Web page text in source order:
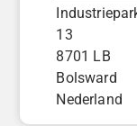
13
8701 LB
Bolsward
Nederland